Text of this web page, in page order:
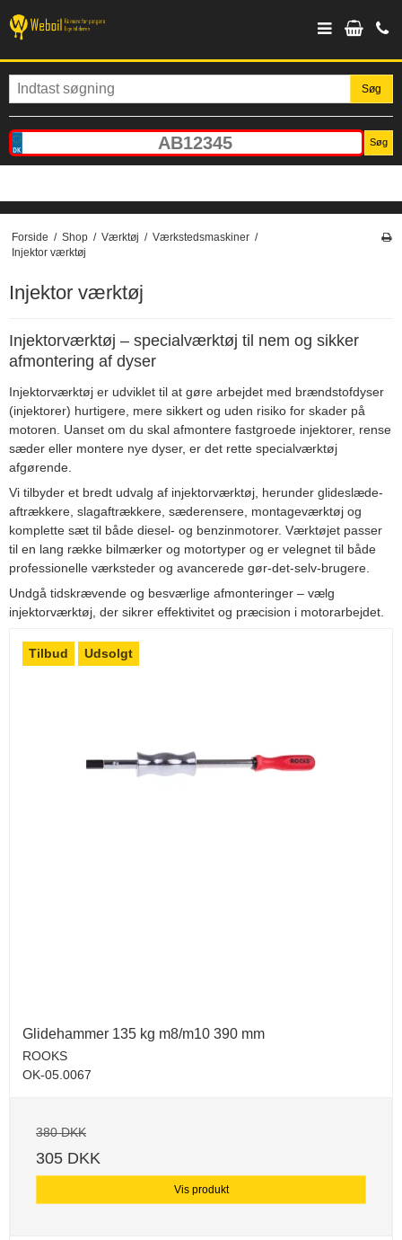
Søg
Søg
Forside / Shop / Værktøj / Værkstedsmaskiner /
Injektor værktøj
Injektor værktøj
Injektorværktøj – specialværktøj til nem og sikker
afmontering af dyser
Injektorværktøj er udviklet til at gøre arbejdet med brændstofdyser
(injektorer) hurtigere, mere sikkert og uden risiko for skader på
motoren. Uanset om du skal afmontere fastgroede injektorer, rense
sæder eller montere nye dyser, er det rette specialværktøj
afgørende.
Vi tilbyder et bredt udvalg af injektorværktøj, herunder glideslæde-
aftrækkere, slagaftrækkere, sæderensere, montageværktøj og
komplette sæt til både diesel- og benzinmotorer. Værktøjet passer
til en lang række bilmærker og motortyper og er velegnet til både
professionelle værksteder og avancerede gør-det-selv-brugere.
Undgå tidskrævende og besværlige afmonteringer – vælg
injektorværktøj, der sikrer effektivitet og præcision i motorarbejdet.
Tilbud Udsolgt
Glidehammer 135 kg m8/m10 390 mm
ROOKS
OK-05.0067
380 DKK
305 DKK
Vis produkt